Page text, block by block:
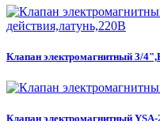
Клапан электромагнитный 3/
Клапан электромагнитный